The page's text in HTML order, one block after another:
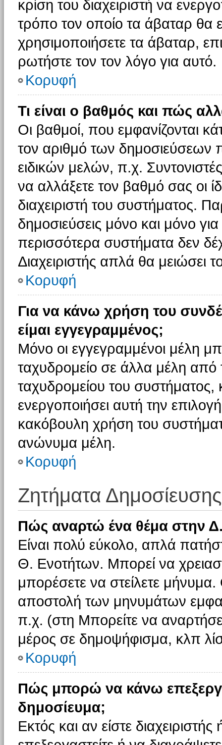
κρίση του διαχειριστή να
τρόπο τον οποίο τα άβαταρ θα
χρησιμοποιήσετε τα άβαταρ,
ρωτήστε τον τον λόγο για αυτό.
Κορυφή
Τι είναι ο βαθμός και πώς
Οι βαθμοί, που εμφανίζονται
τον αριθμό των δημοσιεύσεων
ειδικών μελών, π.χ.
να αλλάξετε τον βαθμό σας οι
διαχειριστή του συστήματος.
δημοσιεύσεις μόνο και μόνο
περισσότερα συστήματα δεν
Διαχειριστής απλά θα μειώσει
Κορυφή
Για να κάνω χρήση του
είμαι εγγεγραμμένος;
Μόνο οι εγγεγραμμένοι μέλη
ταχυδρομείο σε άλλα μέλη
ταχυδρομείου του συστήματος,
ενεργοποιήσει αυτή την
κακόβουλη χρήση του
ανώνυμα μέλη.
Κορυφή
Ζητήματα Δημοσίευσης
Πώς αναρτώ ένα θέμα στην
Είναι πολύ εύκολο, απλά
Θ. Ενοτήτων. Μπορεί να
μπορέσετε να στείλετε μήνυμα.
αποστολή των μηνυμάτων
π.χ. (στη Μπορείτε να
μέρος σε δημοψήφισμα, κλπ
Κορυφή
Πώς μπορώ να κάνω
δημοσίευμα;
Εκτός και αν είστε